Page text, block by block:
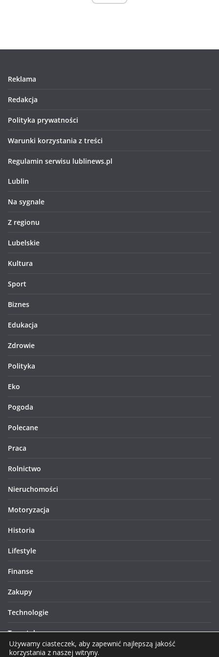
Reklama
Redakcja
Polityka prywatności
Warunki korzystania z treści
Regulamin serwisu lublinews.pl
Lublin
Na sygnale
Z regionu
Lubelskie
Kultura
Sport
Biznes
Edukacja
Zdrowie
Polityka
Eko
Pogoda
Polecane
Praca
Rolnictwo
Nieruchomości
Motoryzacja
Historia
Lifestyle
Finanse
Zakupy
Technologie
Turystyka
Używamy ciasteczek, aby zapewnić najlepszą jakość
korzystania z naszej witryny.